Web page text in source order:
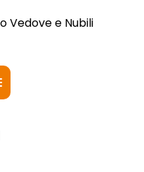
Vedove e Nubili